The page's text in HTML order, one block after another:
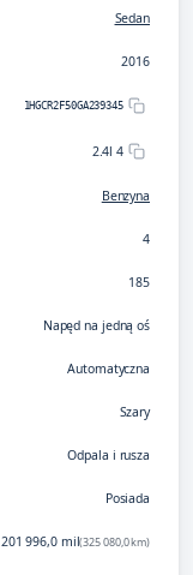
Sedan
2016
1HGCR2F50GA239345
2.4l 4
Benzyna
4
185
Napęd na jedną oś
Automatyczna
Szary
Odpala i rusza
Posiada
201 996,0 mil(325 080,0 km)